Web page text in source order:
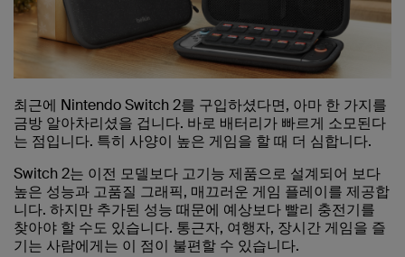
최근에 Nintendo Switch 2를 구입하셨다면, 아마 한 가지를
금방 알아차리셨을 겁니다. 바로 배터리가 빠르게 소모된다
는 점입니다. 특히 사양이 높은 게임을 할 때 더 심합니다.
Switch 2는 이전 모델보다 고기능 제품으로 설계되어 보다
높은 성능과 고품질 그래픽, 매끄러운 게임 플레이를 제공합
니다. 하지만 추가된 성능 때문에 예상보다 빨리 충전기를
찾아야 할 수도 있습니다. 통근자, 여행자, 장시간 게임을 즐
기는 사람에게는 이 점이 불편할 수 있습니다.